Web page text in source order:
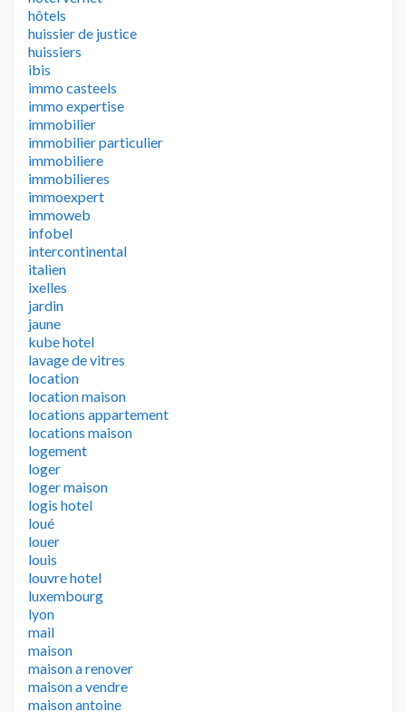
hôtels
huissier de justice
huissiers
ibis
immo casteels
immo expertise
immobilier
immobilier particulier
immobiliere
immobilieres
immoexpert
immoweb
infobel
intercontinental
italien
ixelles
jardin
jaune
kube hotel
lavage de vitres
location
location maison
locations appartement
locations maison
logement
loger
loger maison
logis hotel
loué
louer
louis
louvre hotel
luxembourg
lyon
mail
maison
maison a renover
maison a vendre
maison antoine